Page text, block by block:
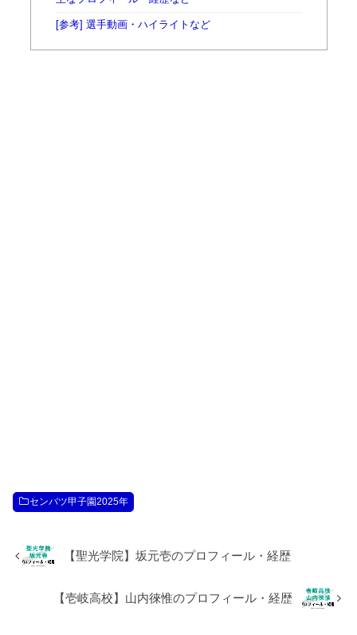
[参考] 選手動画・ハイライトなど
センバツ甲子園2025年
【聖光学院】坂元壱のプロフィール・経歴
【壱岐高校】山内徠惟のプロフィール・経歴